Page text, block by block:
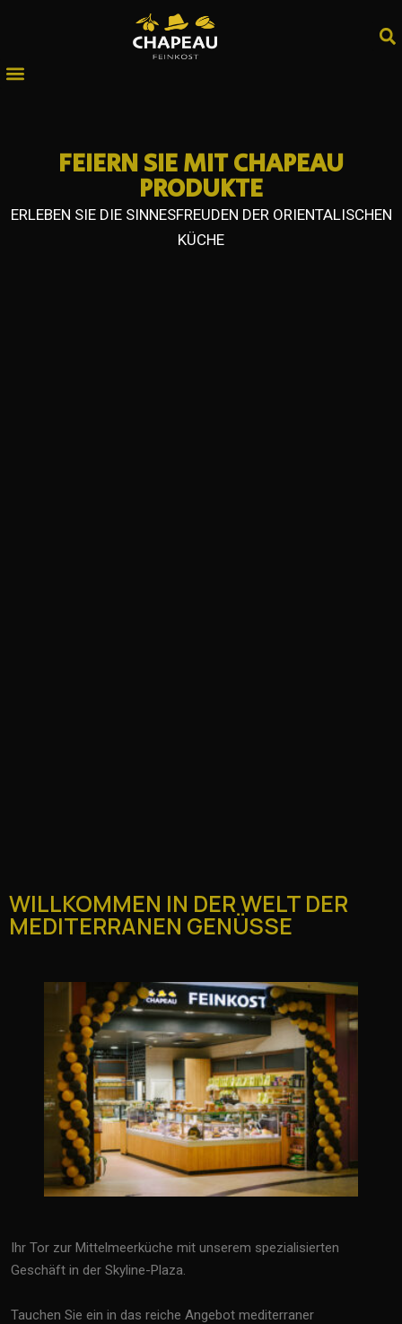
FEIERN SIE MIT CHAPEAU
PRODUKTE
ERLEBEN SIE DIE SINNESFREUDEN DER ORIENTALISCHEN
KÜCHE
WILLKOMMEN IN DER WELT DER
MEDITERRANEN GENÜSSE
Ihr Tor zur Mittelmeerküche mit unserem spezialisierten
Geschäft in der Skyline-Plaza.
Tauchen Sie ein in das reiche Angebot mediterraner